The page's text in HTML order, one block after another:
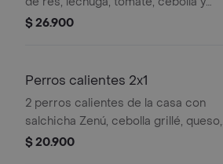
salsas.
$ 26.900
Perros calientes 2x1
2 perros calientes de la casa con
salchicha Zenú, cebolla grillé, queso,
salsas y papá tostada
$ 20.900